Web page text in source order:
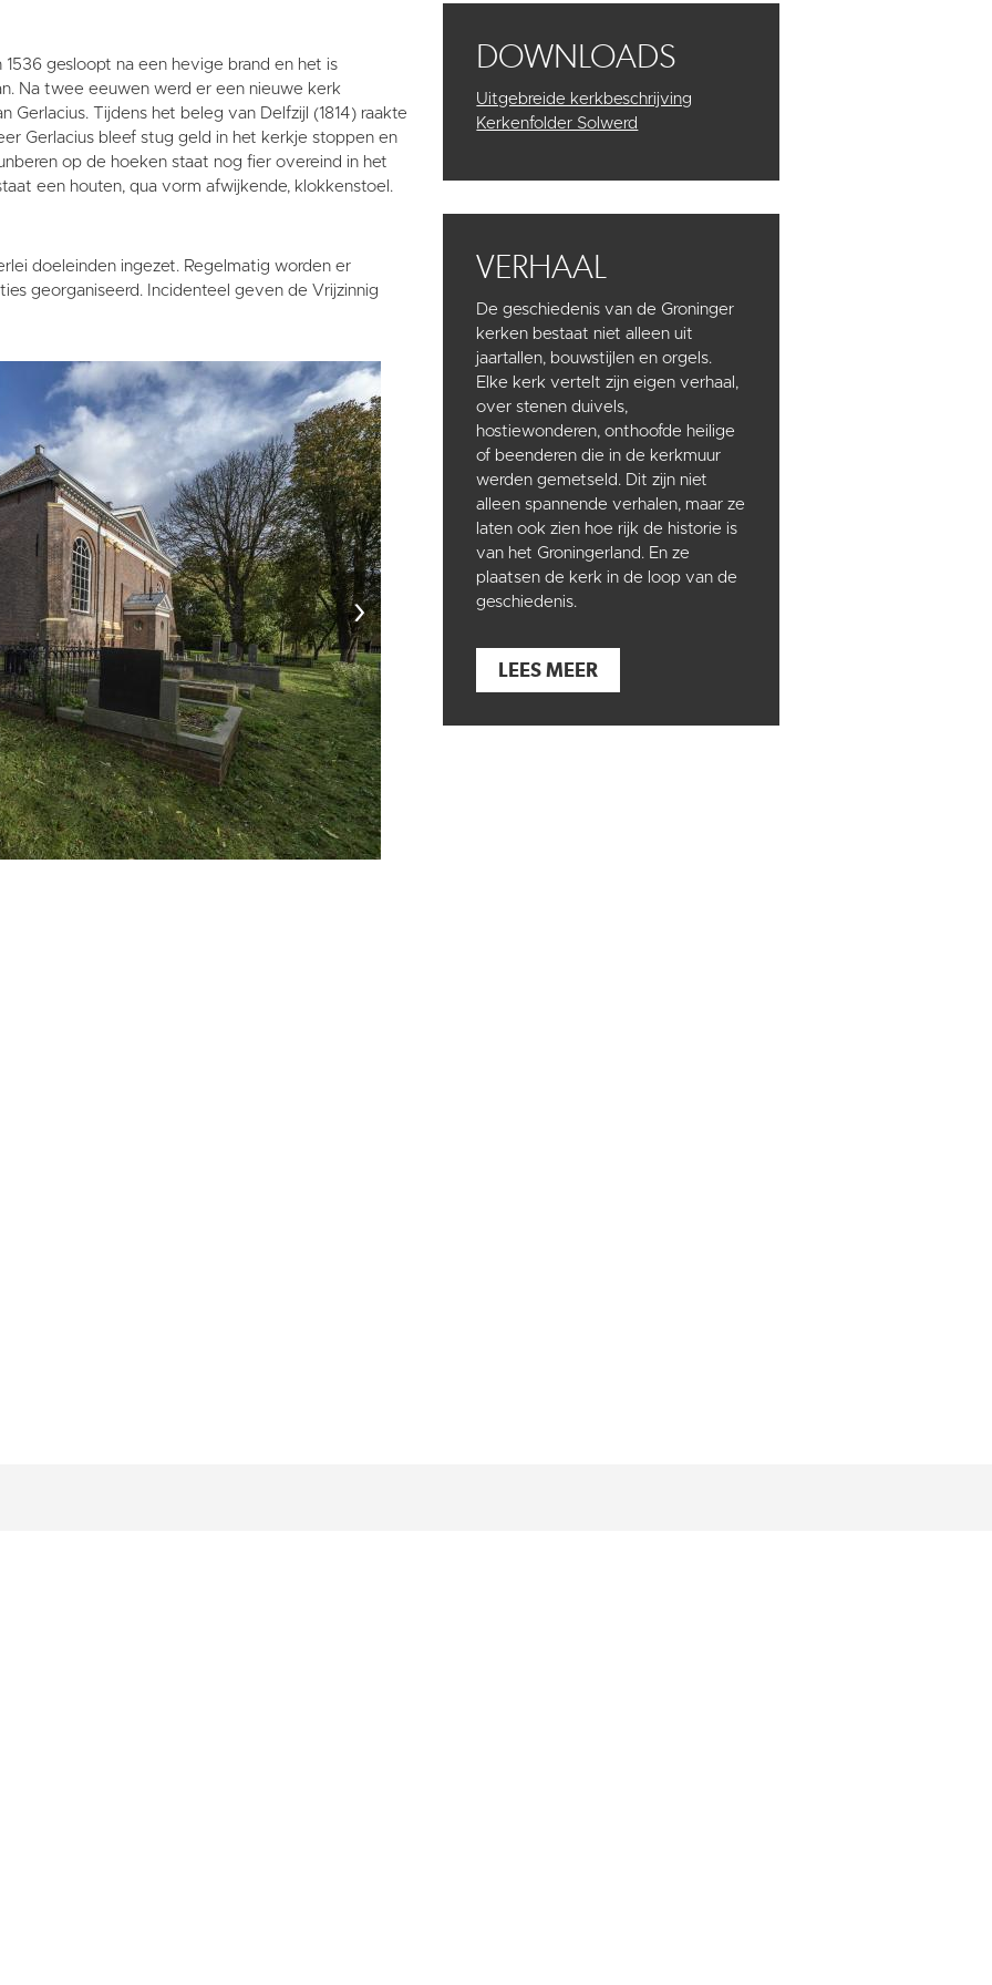
gesloopt na een hevige brand en het is
Na twee eeuwen werd er een nieuwe kerk
Gerlacius. Tijdens het beleg van Delfzijl (1814) raakte
Gerlacius bleef stug geld in het kerkje stoppen en
op de hoeken staat nog fier overeind in het
een houten, qua vorm afwijkende, klokkenstoel.
doeleinden ingezet. Regelmatig worden er
georganiseerd. Incidenteel geven de Vrijzinnig
›
DOWNLOADS
Uitgebreide kerkbeschrijving
Kerkenfolder Solwerd
VERHAAL
De geschiedenis van de Groninger
kerken bestaat niet alleen uit
jaartallen, bouwstijlen en orgels.
Elke kerk vertelt zijn eigen verhaal,
over stenen duivels,
hostiewonderen, onthoofde heilige
of beenderen die in de kerkmuur
werden gemetseld. Dit zijn niet
alleen spannende verhalen, maar ze
laten ook zien hoe rijk de historie is
van het Groningerland. En ze
plaatsen de kerk in de loop van de
geschiedenis.
LEES MEER